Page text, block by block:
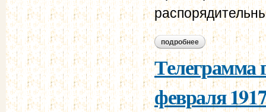
подробнее о из разговора
даниловым 27
Телеграмма
февраля